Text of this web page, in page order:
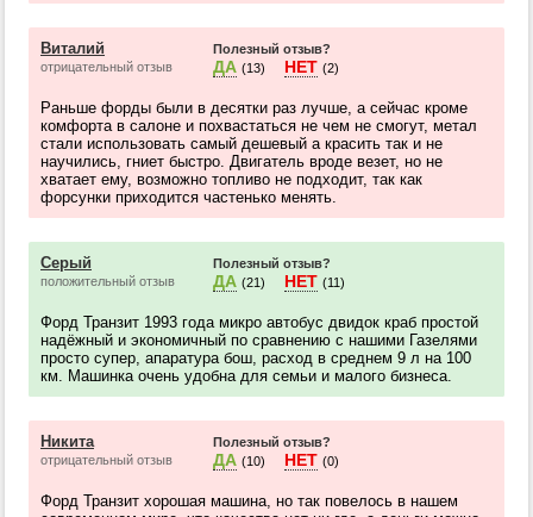
Виталий
отрицательный отзыв
Полезный отзыв?
ДА (13) НЕТ (2)
Раньше форды были в десятки раз лучше, а сейчас кроме
комфорта в салоне и похвастаться не чем не смогут, метал
стали использовать самый дешевый а красить так и не
научились, гниет быстро. Двигатель вроде везет, но не
хватает ему, возможно топливо не подходит, так как
форсунки приходится частенько менять.
Серый
положительный отзыв
Полезный отзыв?
ДА (21) НЕТ (11)
Форд Транзит 1993 года микро автобус двидок краб простой
надёжный и экономичный по сравнению с нашими Газелями
просто супер, апаратура бош, расход в среднем 9 л на 100
км. Машинка очень удобна для семьи и малого бизнеса.
Никита
отрицательный отзыв
Полезный отзыв?
ДА (10) НЕТ (0)
Форд Транзит хорошая машина, но так повелось в нашем